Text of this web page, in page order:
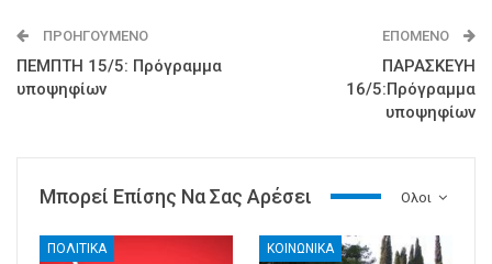
ΠΡΟΗΓΟΎΜΕΝΟ
ΠΕΜΠΤΗ 15/5: Πρόγραμμα
υποψηφίων
ΕΠΌΜΕΝΟ
ΠΑΡΑΣΚΕΥΗ
16/5:Πρόγραμμα
υποψηφίων
Ολοι
Μπορεί Επίσης Να Σας Αρέσει
ΠΟΛΙΤΙΚΑ ΚΟΙΝΩΝΙΚΑ